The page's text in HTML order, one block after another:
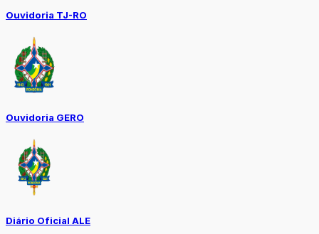
Ouvidoria TJ-RO
Ouvidoria GERO
Diário Oficial ALE